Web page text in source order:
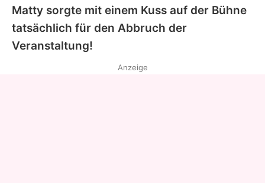
Matty sorgte mit einem Kuss auf der Bühne
tatsächlich für den Abbruch der
Veranstaltung!
Anzeige